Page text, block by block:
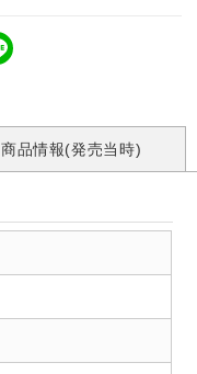
商品情報(発売当時)